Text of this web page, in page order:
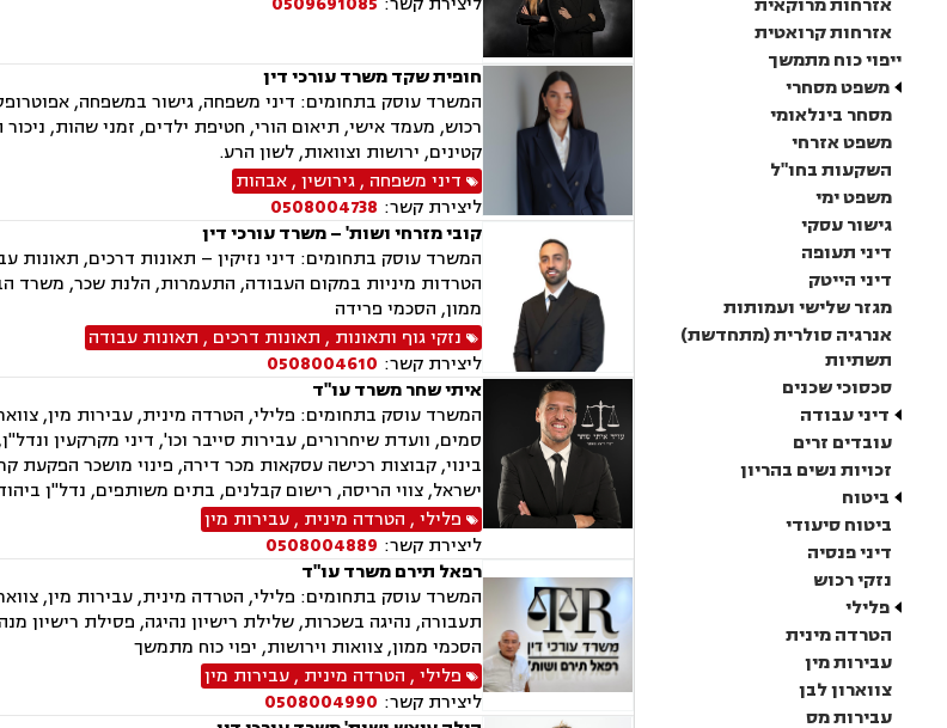
אזרחות קרואטית
ייפוי כוח מתמשך
משפט מסחרי
מסחר בינלאומי
משפט אזרחי
השקעות בחו"ל
משפט ימי
גישור עסקי
דיני תעופה
דיני הייטק
מגזר שלישי ועמותות
אנרגיה סולרית (מתחדשת)
תשתיות
סכסוכי שכנים
דיני עבודה
עובדים זרים
זכויות נשים בהריון
ביטוח
ביטוח סיעודי
דיני פנסיה
נזקי רכוש
פלילי
הטרדה מינית
עבירות מין
צווארון לבן
עבירות מס
חופית שקד משרד עורכי דין
המשרד עוסק בתחומים: דיני משפחה, גישור במשפחה,
רכוש, מעמד אישי, תיאום הורי, חטיפת ילדים, זמני שהות,
קטינים, ירושות וצוואות, לשון הרע.
דיני משפחה ,גירושין,אבהות
ליצירת קשר: 0508004738
קובי מזרחי ושות' – משרד עורכי דין
המשרד עוסק בתחומים: דיני נזיקין – תאונות דרכים, תאונות
הטרדות מיניות במקום העבודה, התעמרות, הלנת שכר, משרד
ממון, הסכמי פרידה
נזקי גוף ותאונות , תאונות דרכים , תאונות עבודה
ליצירת קשר: 0508004610
איתי שחר משרד עו"ד
המשרד עוסק בתחומים: פלילי, הטרדה מינית, עבירות מין,
סמים, וועדת שיחרורים, עבירות סייבר וכו', דיני מקרקעין
בינוי, קבוצות רכישה עסקאות מכר דירה, פינוי מושכר
ישראל, צווי הריסה, רישום קבלנים, בתים משותפים, נדל"ן
פלילי, הטרדה מינית ,עבירות מין
ליצירת קשר: 0508004889
רפאל תירם משרד עו"ד
המשרד עוסק בתחומים: פלילי, הטרדה מינית, עבירות מין,
תעבורה, נהיגה בשכרות, שלילת רישיון נהיגה, פסילת רישיון
הסכמי ממון, צוואות וירושות, יפוי כוח מתמשך
פלילי, הטרדה מינית ,עבירות מין
ליצירת קשר: 0508004990